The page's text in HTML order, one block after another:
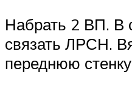
Набрать 2 ВП. В
связать ЛРСН.
переднюю